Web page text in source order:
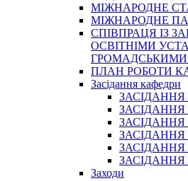
МІЖНАРОДНЕ
МІЖНАРОДНЕ
СПІВПРАЦЯ ІЗ
ОСВІТНІМИ
ГРОМАДСЬКИМИ
ПЛАН РОБОТИ
Засідання кафедри
ЗАСІДАННЯ
ЗАСІДАННЯ
ЗАСІДАННЯ
ЗАСІДАННЯ
ЗАСІДАННЯ
ЗАСІДАННЯ
Заходи